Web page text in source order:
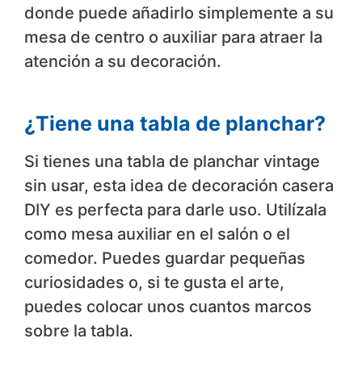
donde puede añadirlo simplemente a su
mesa de centro o auxiliar para atraer la
atención a su decoración.
¿Tiene una tabla de planchar?
Si tienes una tabla de planchar vintage
sin usar, esta idea de decoración casera
DIY es perfecta para darle uso. Utilízala
como mesa auxiliar en el salón o el
comedor. Puedes guardar pequeñas
curiosidades o, si te gusta el arte,
puedes colocar unos cuantos marcos
sobre la tabla.